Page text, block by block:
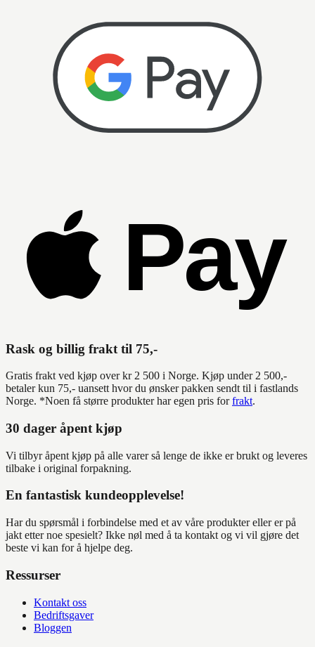
Rask og billig frakt til 75,-
Gratis frakt ved kjøp over kr 2 500 i Norge. Kjøp under 2 500,-
betaler kun 75,- uansett hvor du ønsker pakken sendt til i fastlands
Norge. *Noen få større produkter har egen pris for frakt.
30 dager åpent kjøp
Vi tilbyr åpent kjøp på alle varer så lenge de ikke er brukt og leveres
tilbake i original forpakning.
En fantastisk kundeopplevelse!
Har du spørsmål i forbindelse med et av våre produkter eller er på
jakt etter noe spesielt? Ikke nøl med å ta kontakt og vi vil gjøre det
beste vi kan for å hjelpe deg.
Ressurser
Kontakt oss
Bedriftsgaver
Bloggen